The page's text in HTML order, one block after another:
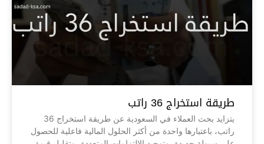
طريقة استخراج 36 راتب
يتزايد بحث العملاء في السعودية عن طريقة استخراج 36
راتب، باعتبارها واحدة من أكثر الحلول المالية فاعلية للحصول